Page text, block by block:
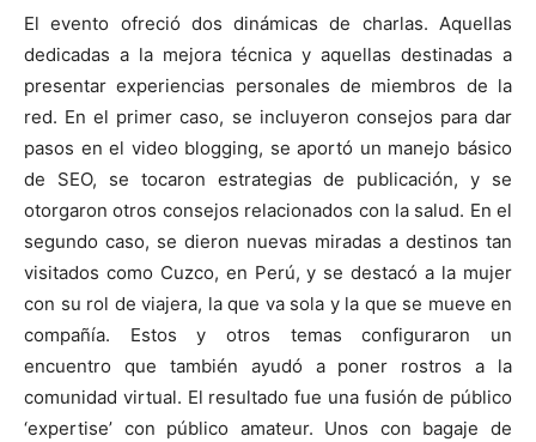
El evento ofreció dos dinámicas de charlas. Aquellas
dedicadas a la mejora técnica y aquellas destinadas a
presentar experiencias personales de miembros de la
red. En el primer caso, se incluyeron consejos para dar
pasos en el video blogging, se aportó un manejo básico
de SEO, se tocaron estrategias de publicación, y se
otorgaron otros consejos relacionados con la salud. En el
segundo caso, se dieron nuevas miradas a destinos tan
visitados como Cuzco, en Perú, y se destacó a la mujer
con su rol de viajera, la que va sola y la que se mueve en
compañía. Estos y otros temas configuraron un
encuentro que también ayudó a poner rostros a la
comunidad virtual. El resultado fue una fusión de público
‘expertise’ con público amateur. Unos con bagaje de